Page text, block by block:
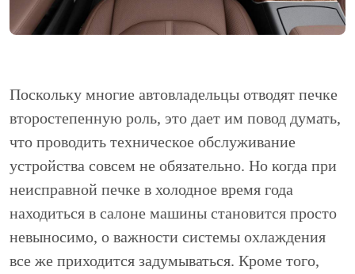
Поскольку многие автовладельцы отводят печке
второстепенную роль, это дает им повод думать,
что проводить техническое обслуживание
устройства совсем не обязательно. Но когда при
неисправной печке в холодное время года
находиться в салоне машины становится просто
невыносимо, о важности системы охлаждения
все же приходится задумываться. Кроме того,